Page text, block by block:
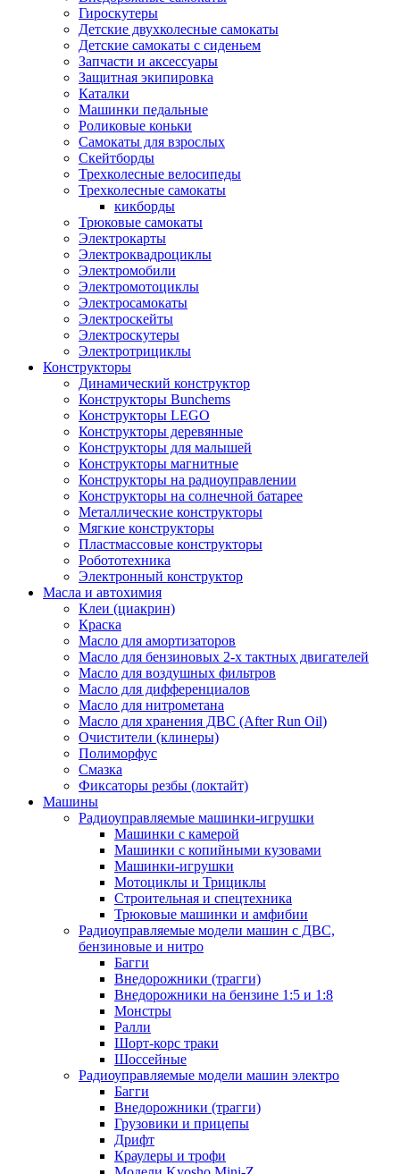
Гироскутеры
Детские двухколесные самокаты
Детские самокаты с сиденьем
Запчасти и аксессуары
Защитная экипировка
Каталки
Машинки педальные
Роликовые коньки
Самокаты для взрослых
Скейтборды
Трехколесные велосипеды
Трехколесные самокаты
кикборды
Трюковые самокаты
Электрокарты
Электроквадроциклы
Электромобили
Электромотоциклы
Электросамокаты
Электроскейты
Электроскутеры
Электротрициклы
Конструкторы
Динамический конструктор
Конструкторы Bunchems
Конструкторы LEGO
Конструкторы деревянные
Конструкторы для малышей
Конструкторы магнитные
Конструкторы на радиоуправлении
Конструкторы на солнечной батарее
Металлические конструкторы
Мягкие конструкторы
Пластмассовые конструкторы
Робототехника
Электронный конструктор
Масла и автохимия
Клеи (циакрин)
Краска
Масло для амортизаторов
Масло для бензиновых 2-х тактных двигателей
Масло для воздушных фильтров
Масло для дифференциалов
Масло для нитрометана
Масло для хранения ДВС (After Run Oil)
Очистители (клинеры)
Полиморфус
Смазка
Фиксаторы резбы (локтайт)
Машины
Радиоуправляемые машинки-игрушки
Машинки с камерой
Машинки с копийными кузовами
Машинки-игрушки
Мотоциклы и Трициклы
Строительная и спецтехника
Трюковые машинки и амфибии
Радиоуправляемые модели машин с ДВС,
бензиновые и нитро
Багги
Внедорожники (трагги)
Внедорожники на бензине 1:5 и 1:8
Монстры
Ралли
Шорт-корс траки
Шоссейные
Радиоуправляемые модели машин электро
Багги
Внедорожники (трагги)
Грузовики и прицепы
Дрифт
Краулеры и трофи